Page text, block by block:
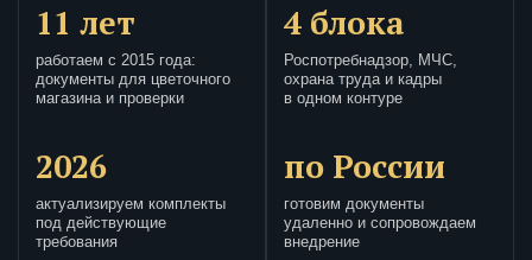
11 лет
работаем с 2015 года:
документы для цветочного
магазина и проверки
4 блока
Роспотребнадзор, МЧС,
охрана труда и кадры
в одном контуре
2026
актуализируем комплекты
под действующие
требования
по России
готовим документы
удаленно и сопровождаем
внедрение